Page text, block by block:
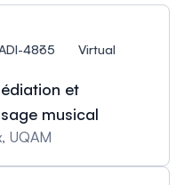
4835
Virtual
et
musical
UQAM